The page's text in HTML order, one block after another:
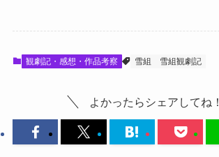
観劇記・感想・作品考察 雪組 雪組観劇記
よかったらシェアしてね！